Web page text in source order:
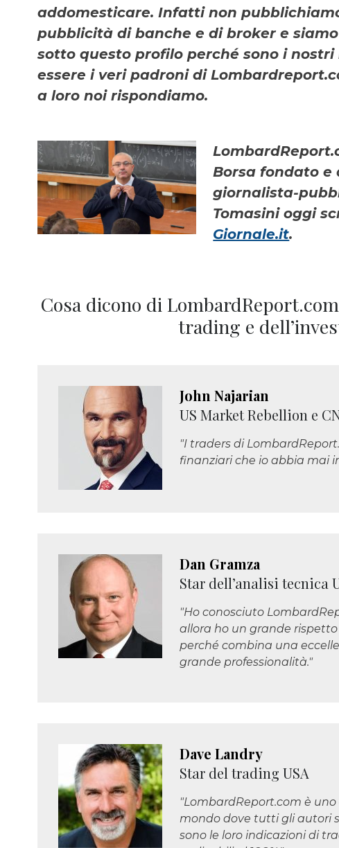
addomesticare. Infatti non
pubblicità di banche e di broker e
sotto questo profilo perché sono i
essere i veri padroni di
a loro noi rispondiamo.
Borsa fondato e
giornalista-
Tomasini oggi
Giornale.it.
Cosa dicono di
trading e
John Najarian
US Market Rebellion e
"I traders di
finanziari che io abbia mai
Dan Gramza
Star dell’analisi tecnica
"Ho conosciuto
allora ho un grande
perché combina una
grande professionalità."
Dave Landry
Star del trading USA
"LombardReport.com è
mondo dove tutti gli autori
sono le loro indicazioni di